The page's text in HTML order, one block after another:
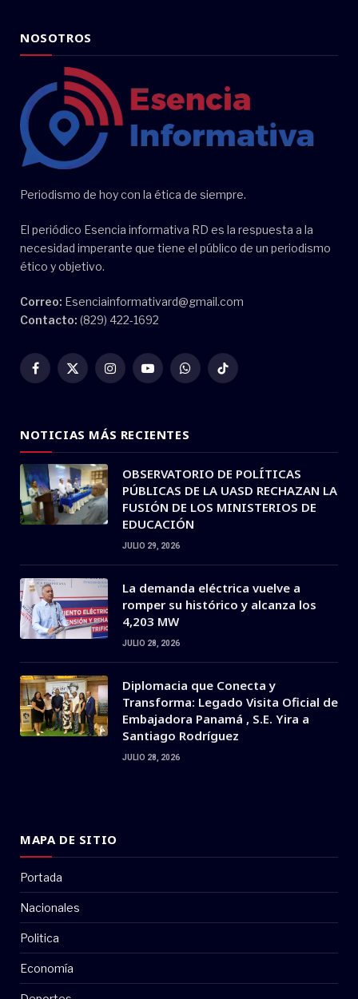
NOSOTROS
Periodismo de hoy con la ética de siempre.
El periódico Esencia informativa RD es la respuesta a la
necesidad imperante que tiene el público de un periodismo
ético y objetivo.
Correo: Esenciainformativard@gmail.com
Contacto: (829) 422-1692
Facebook
X
InstagramYouTubeWhatsAppTikTok
NOTICIAS MÁS RECIENTES
OBSERVATORIO DE POLÍTICAS
PÚBLICAS DE LA UASD RECHAZAN LA
FUSIÓN DE LOS MINISTERIOS DE
EDUCACIÓN
JULIO 29, 2026
La demanda eléctrica vuelve a
romper su histórico y alcanza los
4,203 MW
JULIO 28, 2026
Diplomacia que Conecta y
Transforma: Legado Visita Oficial de
Embajadora Panamá , S.E. Yira a
Santiago Rodríguez
JULIO 28, 2026
MAPA DE SITIO
Portada
Nacionales
Politica
Economía